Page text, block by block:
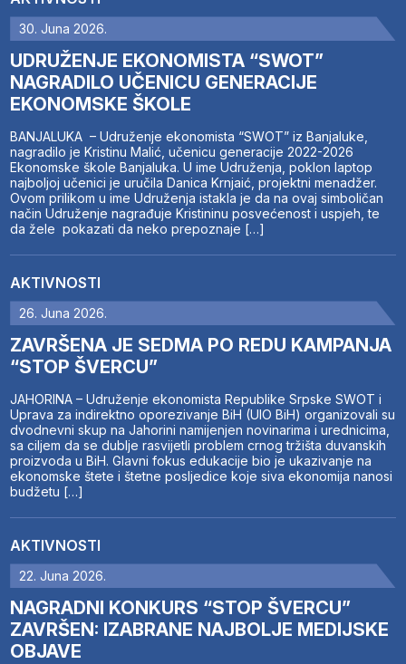
30. Juna 2026.
UDRUŽENJE EKONOMISTA “SWOT”
NAGRADILO UČENICU GENERACIJE
EKONOMSKE ŠKOLE
BANJALUKA – Udruženje ekonomista “SWOT” iz Banjaluke,
nagradilo je Kristinu Malić, učenicu generacije 2022-2026
Ekonomske škole Banjaluka. U ime Udruženja, poklon laptop
najboljoj učenici je uručila Danica Krnjaić, projektni menadžer.
Ovom prilikom u ime Udruženja istakla je da na ovaj simboličan
način Udruženje nagrađuje Kristininu posvećenost i uspjeh, te
da žele pokazati da neko prepoznaje […]
AKTIVNOSTI
26. Juna 2026.
ZAVRŠENA JE SEDMA PO REDU KAMPANJA
“STOP ŠVERCU”
JAHORINA – Udruženje ekonomista Republike Srpske SWOT i
Uprava za indirektno oporezivanje BiH (UIO BiH) organizovali su
dvodnevni skup na Jahorini namijenjen novinarima i urednicima,
sa ciljem da se dublje rasvijetli problem crnog tržišta duvanskih
proizvoda u BiH. Glavni fokus edukacije bio je ukazivanje na
ekonomske štete i štetne posljedice koje siva ekonomija nanosi
budžetu […]
AKTIVNOSTI
22. Juna 2026.
NAGRADNI KONKURS “STOP ŠVERCU”
ZAVRŠEN: IZABRANE NAJBOLJE MEDIJSKE
OBJAVE